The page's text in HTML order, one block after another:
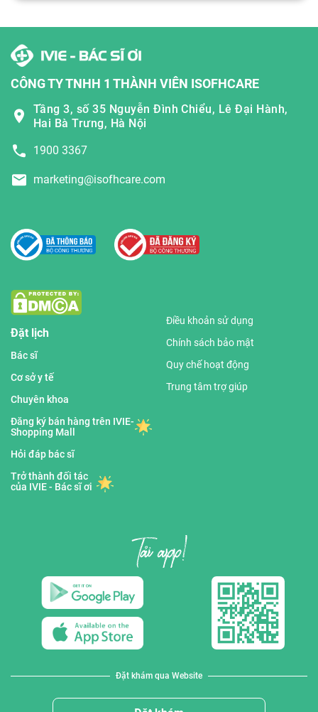
CÔNG TY TNHH 1 THÀNH VIÊN ISOFHCARE
Tầng 3, số 35 Nguyễn Đình Chiểu, Lê Đại Hành,
Hai Bà Trưng, Hà Nội
1900 3367
marketing@isofhcare.com
Đặt lịch
Bác sĩ
Cơ sở y tế
Chuyên khoa
Đăng ký bán hàng trên IVIE-
Shopping Mall
Hỏi đáp bác sĩ
Trở thành đối tác
của IVIE - Bác sĩ ơi
Điều khoản sử dụng
Chính sách bảo mật
Quy chế hoạt động
Trung tâm trợ giúp
Đặt khám qua Website